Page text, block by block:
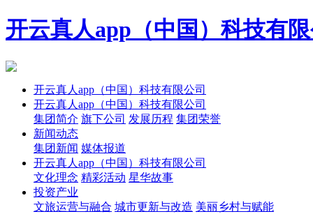
开云真人app（中国）科技有
开云真人app（中国）科技有限公司
开云真人app（中国）科技有限公司
集团简介 旗下公司 发展历程 集团荣誉
新闻动态
集团新闻 媒体报道
开云真人app（中国）科技有限公司
文化理念 精彩活动 星华故事
投资产业
文旅运营与融合 城市更新与改造 美丽乡村与赋能